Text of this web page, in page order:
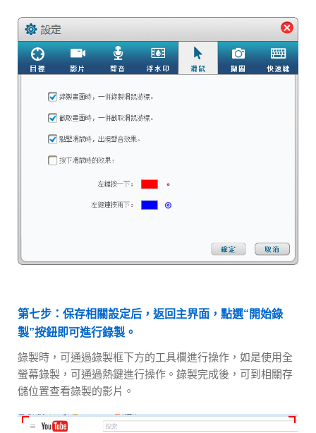
第七步：保存相關設定后，返回主界面，點選“開始錄
製”按鈕即可進行錄製。
錄製時，可通過錄製框下方的工具欄進行操作，如是使用全
螢幕錄製，可通過熱鍵進行操作。錄製完成後，可到相關存
儲位置查看錄製的影片。